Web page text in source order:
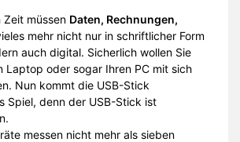
Zeit müssen Daten, Rechnungen,
mehr nicht nur in schriftlicher Form
auch digital. Sicherlich wollen Sie
Laptop oder sogar Ihren PC mit sich
Nun kommt die USB-Stick
Spiel, denn der USB-Stick ist
messen nicht mehr als sieben